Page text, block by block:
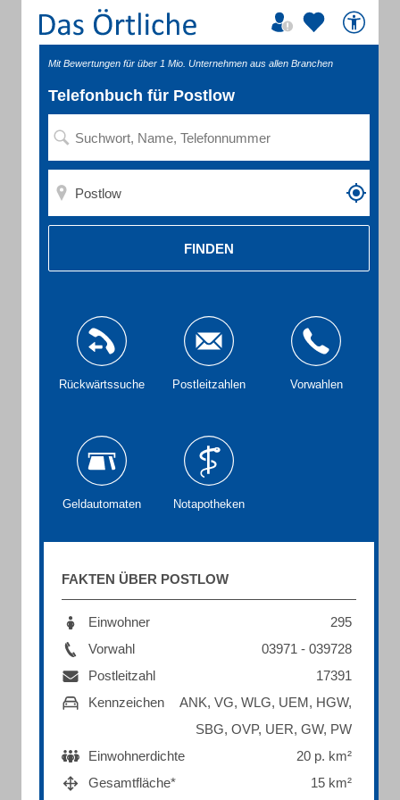
Mit Bewertungen für über 1 Mio. Unternehmen aus allen Branchen
Telefonbuch für Postlow
FINDEN
Rückwärtssuche Postleitzahlen Vorwahlen
Geldautomaten Notapotheken
FAKTEN ÜBER POSTLOW
Einwohner
295
Vorwahl
03971 - 039728
Postleitzahl
17391
Kennzeichen
ANK, VG, WLG, UEM, HGW,
SBG, OVP, UER, GW, PW
Einwohnerdichte
20 p. km²
Gesamtfläche*
15 km²